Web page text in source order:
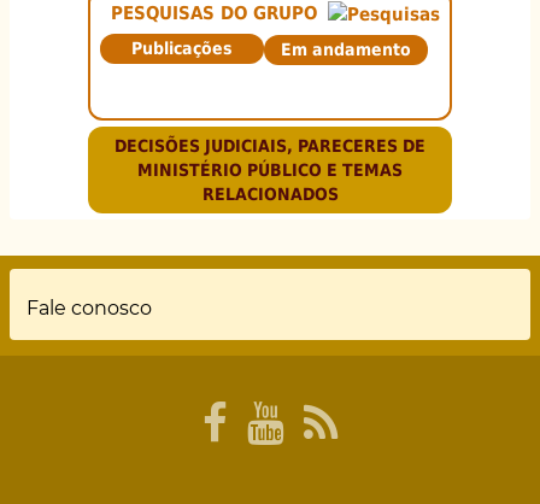
PESQUISAS DO GRUPO
Publicações Em andamento
DECISÕES JUDICIAIS, PARECERES DE
MINISTÉRIO PÚBLICO E TEMAS
RELACIONADOS
Rodapé
Fale conosco